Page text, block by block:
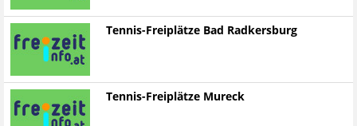
Tennis-Freiplätze Bad Radkersburg
Tennis-Freiplätze Mureck